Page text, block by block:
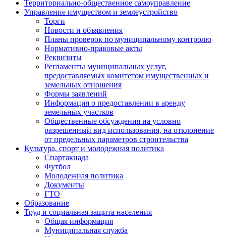
Территориально-общественное самоуправление
Управление имуществом и землеустройство
Торги
Новости и объявления
Планы проверок по муниципальному контролю
Нормативно-правовые акты
Реквизиты
Регламенты муниципальных услуг,
предоставляемых комитетом имущественных и
земельных отношения
Формы заявлений
Информация о предоставлении в аренду
земельных участков
Общественные обсуждения на условно
разрешенный вид использования, на отклонение
от предельных параметров строительства
Культура, спорт и молодежная политика
Спартакиада
Футбол
Молодежная политика
Документы
ГТО
Образование
Труд и социальная защита населения
Общая информация
Муниципальная служба